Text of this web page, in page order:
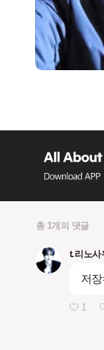
총 1개의 댓글
t.리노사
저
1